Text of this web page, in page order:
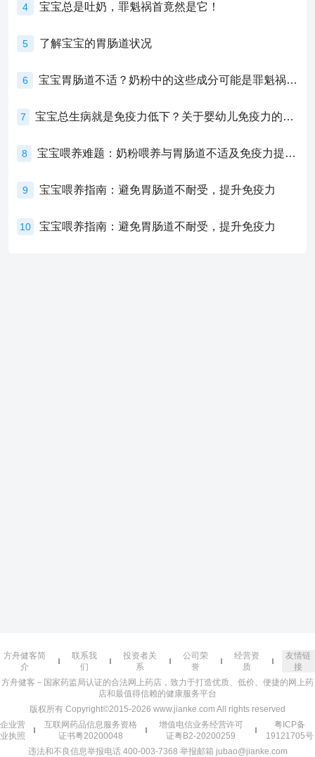
4 宝宝总是吐奶，罪魁祸首竟然是它！
5 了解宝宝的胃肠道状况
6 宝宝胃肠道不适？奶粉中的这些成分可能是罪魁祸首！
7 宝宝总生病就是免疫力低下？关于婴幼儿免疫力的真相，家长必须了解！
8 宝宝喂养难题：奶粉喂养与胃肠道不适及免疫力提升的奥秘
9 宝宝喂养指南：避免胃肠道不耐受，提升免疫力
10 宝宝喂养指南：避免胃肠道不耐受，提升免疫力
方舟健客简
介
联系我
们
投资者关
系
公司荣
誉
经营资
质
友情链
接
方舟健客－国家药监局认证的合法网上药店，致力于打造优质、低价、便捷的网上药
店和最值得信赖的健康服务平台
版权所有 Copyright©2015-2026 www.jianke.com All rights reserved
企业营
业执照
互联网药品信息服务资格
证书粤20200048
增值电信业务经营许可
证粤B2-20200259
粤ICP备
19121705号
违法和不良信息举报电话 400-003-7368 举报邮箱 jubao@jianke.com